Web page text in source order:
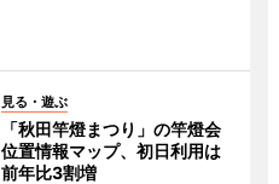
見る・遊ぶ
「秋田竿燈まつり」の竿燈会
位置情報マップ、初日利用は
前年比3割増